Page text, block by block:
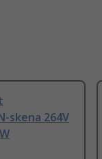
skena 264V